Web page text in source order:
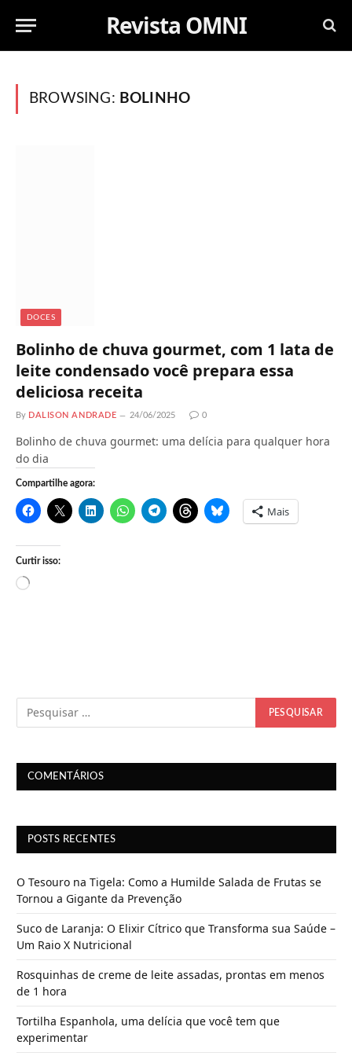
Revista OMNI
BROWSING: BOLINHO
DOCES
Bolinho de chuva gourmet, com 1 lata de
leite condensado você prepara essa
deliciosa receita
By DALISON ANDRADE 24/06/2025 0
Bolinho de chuva gourmet: uma delícia para qualquer hora
do dia
Compartilhe agora:
Mais
Curtir isso:
C
d
o
.
.
COMENTÁRIOS
POSTS RECENTES
O Tesouro na Tigela: Como a Humilde Salada de Frutas se
Tornou a Gigante da Prevenção
Suco de Laranja: O Elixir Cítrico que Transforma sua Saúde –
Um Raio X Nutricional
Rosquinhas de creme de leite assadas, prontas em menos
de 1 hora
Tortilha Espanhola, uma delícia que você tem que
experimentar